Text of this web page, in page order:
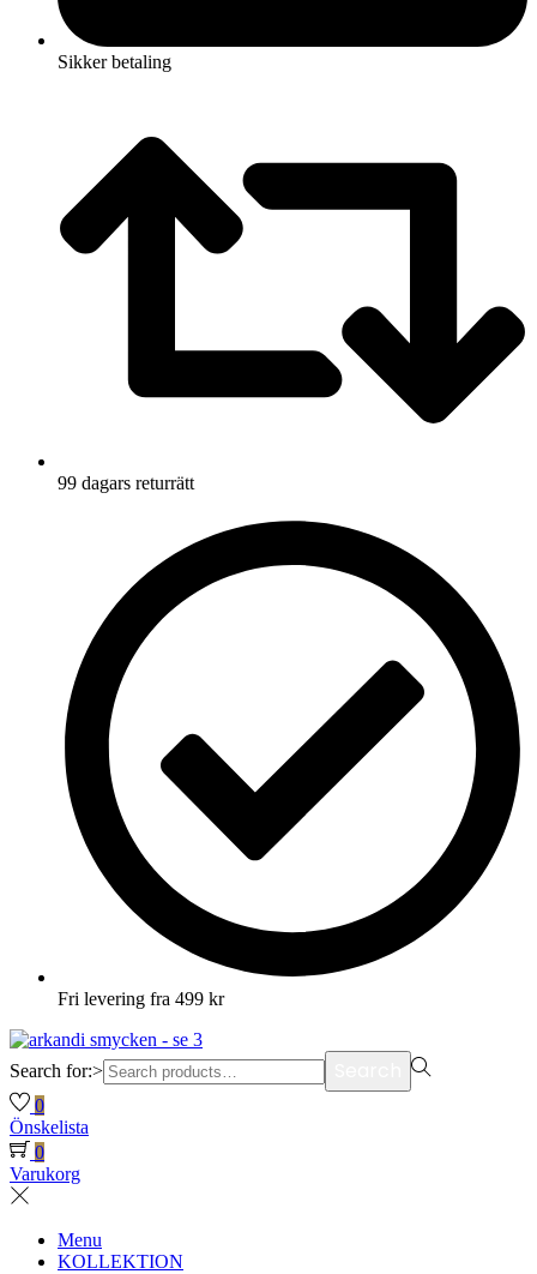
Sikker betaling
99 dagars returrätt
Fri levering fra 499 kr
Search for:>
0
Önskelista
0
Varukorg
Menu
KOLLEKTION